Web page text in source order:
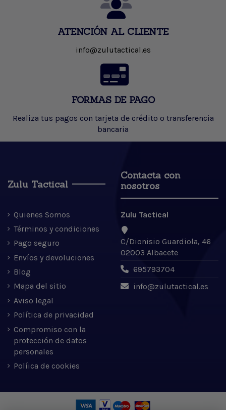
ATENCIÓN AL CLIENTE
info@zulutactical.es
FORMAS DE PAGO
Realiza tus pagos con tarjeta de crédito o transferencia
bancaria
Zulu Tactical
Quienes Somos
Términos y condiciones
Pago seguro
Envíos y devoluciones
Blog
Mapa del sitio
Aviso legal
Política de privacidad
Compromiso con la
protección de datos
personales
Políica de cookies
Contacta con
nosotros
Zulu Tactical
C/Dionisio Guardiola, 46
02003 Albacete
695793704
info@zulutactical.es